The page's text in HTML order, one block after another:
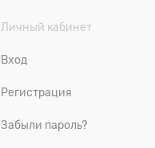
Личный кабинет
Вход
Регистрация
Забыли пароль?